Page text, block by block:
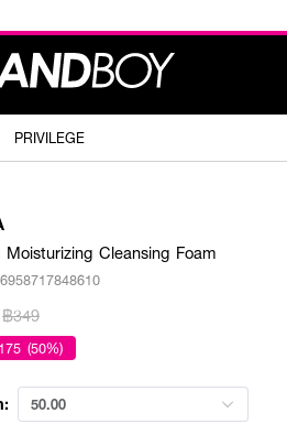
PRIVILEGE
Moisturizing Cleansing Foam
฿349
(50%)
50.00